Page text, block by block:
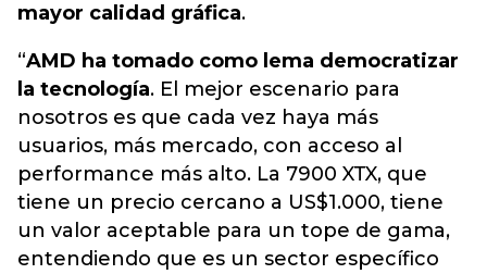
mayor calidad gráfica.
“AMD ha tomado como lema democratizar
la tecnología. El mejor escenario para
nosotros es que cada vez haya más
usuarios, más mercado, con acceso al
performance más alto. La 7900 XTX, que
tiene un precio cercano a US$1.000, tiene
un valor aceptable para un tope de gama,
entendiendo que es un sector específico